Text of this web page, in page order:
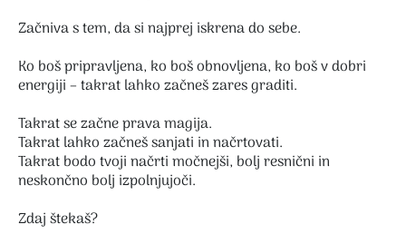
Začniva s tem, da si najprej iskrena do sebe.
Ko boš pripravljena, ko boš obnovljena, ko boš v dobri
energiji – takrat lahko začneš zares graditi.
Takrat se začne prava magija.
Takrat lahko začneš sanjati in načrtovati.
Takrat bodo tvoji načrti močnejši, bolj resnični in
neskončno bolj izpolnjujoči.
Zdaj štekaš?